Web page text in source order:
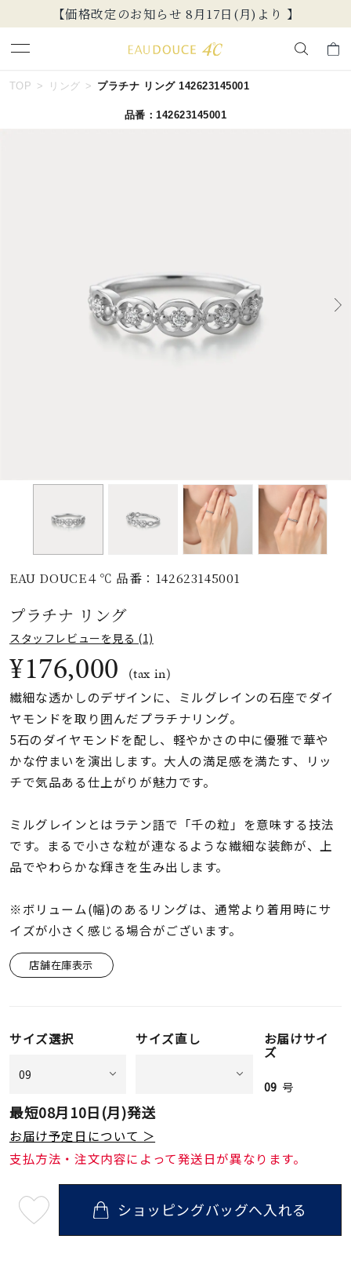
新規会員登録でお得な情報を配信！
キーワードで検索する
EAU DOUCE４℃
すべてのジュエリー
誕生石
石の色
ファッションテイス
着用シーン
コレクション
リングサイズ
～
リングサイズ
価格
TOP リング プラチナ リング 142623145001
品番：142623145001
EAU DOUCE４℃ 品番：142623145001
プラチナ リング
スタッフレビューを見る (1)
¥176,000 (tax in)
繊細な透かしのデザインに、ミルグレインの石座でダイ
ヤモンドを取り囲んだプラチナリング。
5石のダイヤモンドを配し、軽やかさの中に優雅で華や
かな佇まいを演出します。大人の満足感を満たす、リッ
チで気品ある仕上がりが魅力です。
ミルグレインとはラテン語で「千の粒」を意味する技法
です。まるで小さな粒が連なるような繊細な装飾が、上
品でやわらかな輝きを生み出します。
※ボリューム(幅)のあるリングは、通常より着用時にサ
イズが小さく感じる場合がございます。
店舗在庫表示
サイズ選択 サイズ直し お届けサイ
ズ
09 号
最短08月10日(月)発送
お届け予定日について ＞
支払方法・注文内容によって発送日が異なります。
08
ショッピングバッグへ入れる